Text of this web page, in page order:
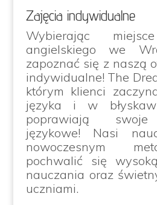
Zajęcia indywidualne
Wybierając
angielskiego we
zapoznać się z naszą
indywidualne! The
którym klienci
języka i w
poprawiają swoje
językowe! Nasi
nowoczesnym
pochwalić się
nauczania oraz
uczniami.